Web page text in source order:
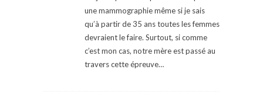
une mammographie même si je sais
qu’à partir de 35 ans toutes les femmes
devraient le faire. Surtout, si comme
c’est mon cas, notre mère est passé au
travers cette épreuve…